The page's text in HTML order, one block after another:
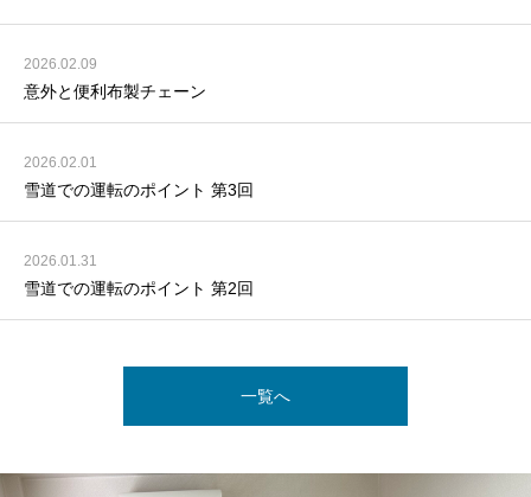
2026.02.09
意外と便利布製チェーン
2026.02.01
雪道での運転のポイント 第3回
2026.01.31
雪道での運転のポイント 第2回
一覧へ